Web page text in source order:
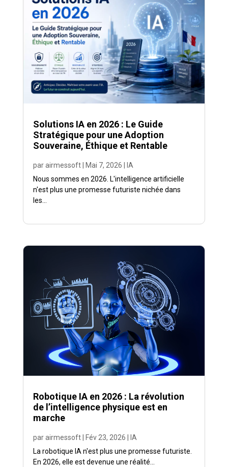
Solutions IA en 2026 : Le Guide
Stratégique pour une Adoption
Souveraine, Éthique et Rentable
parairmessoft| Mai 7, 2026
IA
Nous sommes en 2026. L'intelligence artificielle
n'est plus une promesse futuriste nichée dans
les...
Robotique IA en 2026 : La révolution
de l’intelligence physique est en
marche
parairmessoft| Fév 23, 2026
IA
La robotique IA n'est plus une promesse futuriste.
En 2026, elle est devenue une réalité...